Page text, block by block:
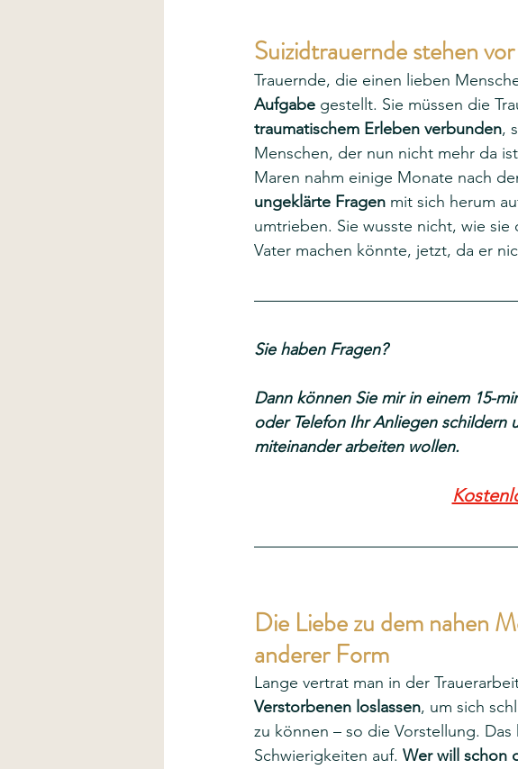
Suizidtrauernde stehen
Trauernde, die einen lieben
Aufgabe gestellt. Sie müssen die
traumatischem Erleben verbunden,
Menschen, der nun nicht mehr da
Maren nahm einige Monate nach
ungeklärte Fragen mit sich herum
umtrieben. Sie wusste nicht, wie
Vater machen könnte, jetzt, da er
Sie haben Fragen?
Dann können Sie mir in einem 15-
oder Telefon Ihr Anliegen schildern
miteinander arbeiten wollen.
Die Liebe zu dem nahen
anderer Form
Lange vertrat man in der
Verstorbenen loslassen, um sich
zu können – so die Vorstellung.
Schwierigkeiten auf. Wer will schon